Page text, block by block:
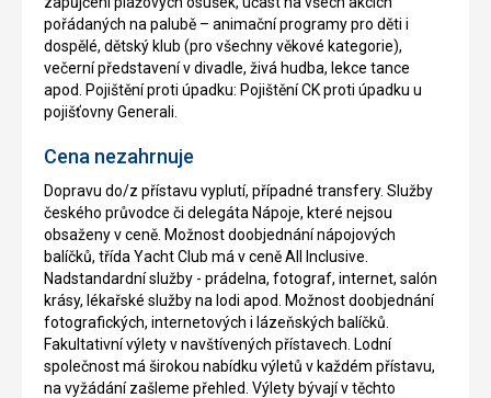
pořádaných na palubě – animační programy pro děti i
dospělé, dětský klub (pro všechny věkové kategorie),
večerní představení v divadle, živá hudba, lekce tance
apod. Pojištění proti úpadku: Pojištění CK proti úpadku u
pojišťovny Generali.
Cena nezahrnuje
Dopravu do/z přístavu vyplutí, případné transfery. Služby
českého průvodce či delegáta Nápoje, které nejsou
obsaženy v ceně. Možnost doobjednání nápojových
balíčků, třída Yacht Club má v ceně All Inclusive.
Nadstandardní služby - prádelna, fotograf, internet, salón
krásy, lékařské služby na lodi apod. Možnost doobjednání
fotografických, internetových i lázeňských balíčků.
Fakultativní výlety v navštívených přístavech. Lodní
společnost má širokou nabídku výletů v každém přístavu,
na vyžádání zašleme přehled. Výlety bývají v těchto